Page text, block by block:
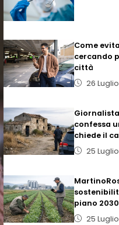
Come
cercando
città
26
confessa
chiede il
25
piano 2030
25